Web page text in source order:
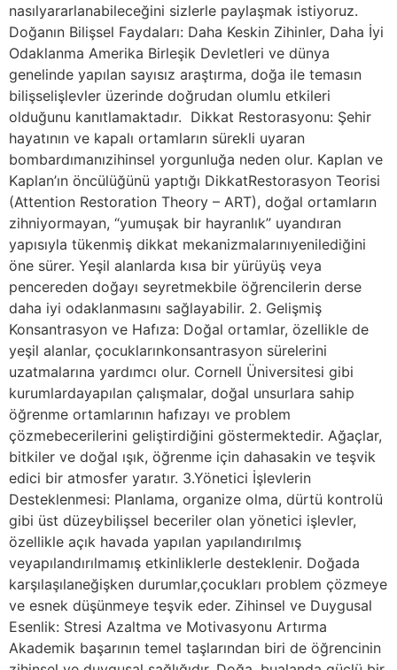
nasılyararlanabileceğini sizlerle paylaşmak istiyoruz.
Doğanın Bilişsel Faydaları: Daha Keskin Zihinler, Daha İyi
Odaklanma Amerika Birleşik Devletleri ve dünya
genelinde yapılan sayısız araştırma, doğa ile temasın
bilişselişlevler üzerinde doğrudan olumlu etkileri
olduğunu kanıtlamaktadır. Dikkat Restorasyonu: Şehir
hayatının ve kapalı ortamların sürekli uyaran
bombardımanızihinsel yorgunluğa neden olur. Kaplan ve
Kaplan’ın öncülüğünü yaptığı DikkatRestorasyon Teorisi
(Attention Restoration Theory – ART), doğal ortamların
zihniyormayan, “yumuşak bir hayranlık” uyandıran
yapısıyla tükenmiş dikkat mekanizmalarınıyenilediğini
öne sürer. Yeşil alanlarda kısa bir yürüyüş veya
pencereden doğayı seyretmekbile öğrencilerin derse
daha iyi odaklanmasını sağlayabilir. 2. Gelişmiş
Konsantrasyon ve Hafıza: Doğal ortamlar, özellikle de
yeşil alanlar, çocuklarınkonsantrasyon sürelerini
uzatmalarına yardımcı olur. Cornell Üniversitesi gibi
kurumlardayapılan çalışmalar, doğal unsurlara sahip
öğrenme ortamlarının hafızayı ve problem
çözmebecerilerini geliştirdiğini göstermektedir. Ağaçlar,
bitkiler ve doğal ışık, öğrenme için dahasakin ve teşvik
edici bir atmosfer yaratır. 3.Yönetici İşlevlerin
Desteklenmesi: Planlama, organize olma, dürtü kontrolü
gibi üst düzeybilişsel beceriler olan yönetici işlevler,
özellikle açık havada yapılan yapılandırılmış
veyapılandırılmamış etkinliklerle desteklenir. Doğada
karşılaşılaneğişken durumlar,çocukları problem çözmeye
ve esnek düşünmeye teşvik eder. Zihinsel ve Duygusal
Esenlik: Stresi Azaltma ve Motivasyonu Artırma
Akademik başarının temel taşlarından biri de öğrencinin